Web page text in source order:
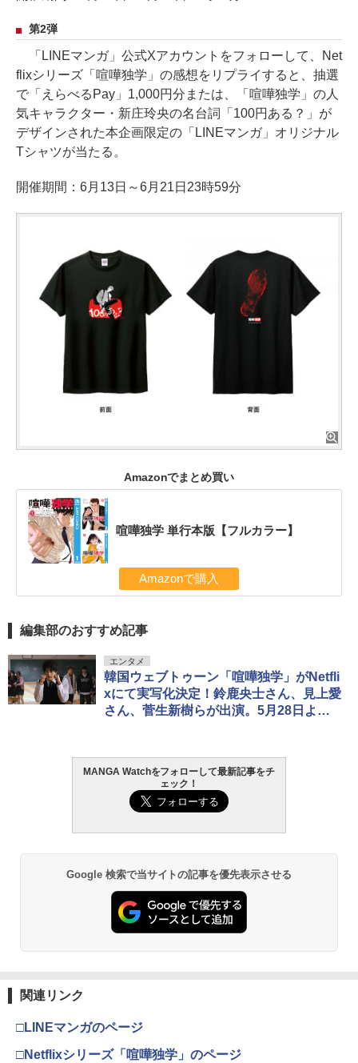
第2弾
「LINEマンガ」公式Xアカウントをフォローして、Net
flixシリーズ「喧嘩独学」の感想をリプライすると、抽選
で「えらべるPay」1,000円分または、「喧嘩独学」の人
気キャラクター・新庄玲央の名台詞「100円ある？」が
デザインされた本企画限定の「LINEマンガ」オリジナル
Tシャツが当たる。
開催期間：6月13日～6月21日23時59分
Amazonでまとめ買い
喧嘩独学 単行本版【フルカラー】
Amazonで購入
編集部のおすすめ記事
エンタメ
韓国ウェブトゥーン「喧嘩独学」がNetfli
xにて実写化決定！鈴鹿央士さん、見上愛
さん、菅生新樹らが出演。5月28日より
MANGA Watchをフォローして最新記事をチ
ェック！
Google 検索で当サイトの記事を優先表示させる
関連リンク
□LINEマンガのページ
□Netflixシリーズ「喧嘩独学」のページ